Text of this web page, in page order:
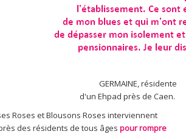
GERMAINE, résidente
d'un Ehpad près de Caen.
Roses et Blousons Roses interviennent
des résidents de tous âges pour rompre